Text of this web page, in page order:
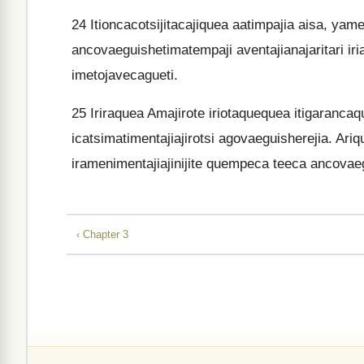
24 Itioncacotsijitacajiquea aatimpajia aisa,
ancovaeguishetimatempaji aventajianajaritari
imetojavecagueti.
25 Iriraquea Amajirote iriotaquequea
icatsimatimentajiajirotsi agovaeguisherejia.
iramenimentajiajinijite quempeca teeca
‹ Chapter 3